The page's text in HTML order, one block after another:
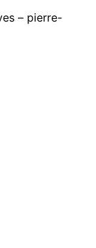
– pierre-